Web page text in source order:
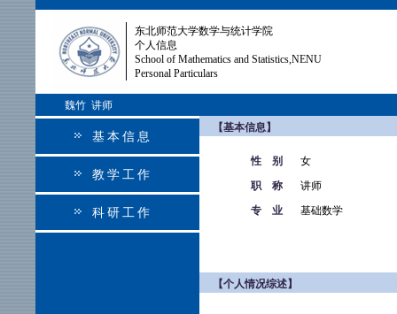
东北师范大学数学与统计学院
个人信息
School of Mathematics and Statistics,NENU
Personal Particulars
魏竹 讲师
基本信息
教学工作
科研工作
【基本信息】
性 别
女
职 称
讲师
专 业
基础数学
【个人情况综述】